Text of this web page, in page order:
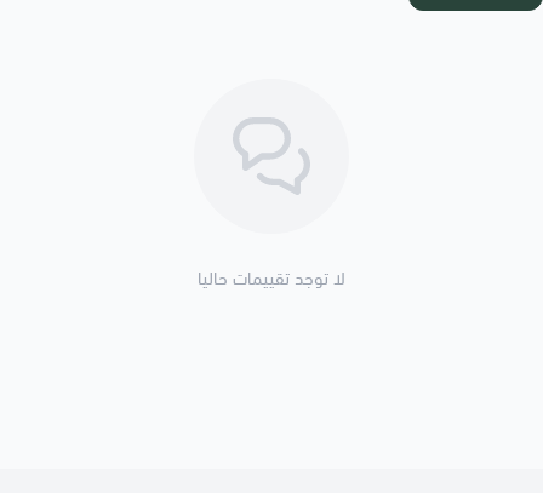
لا توجد تقييمات حاليا